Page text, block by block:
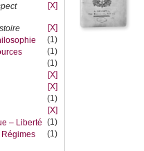
[X]
[X]
(1)
(1)
(1)
[X]
[X]
(1)
[X]
– Liberté (1)
(1)